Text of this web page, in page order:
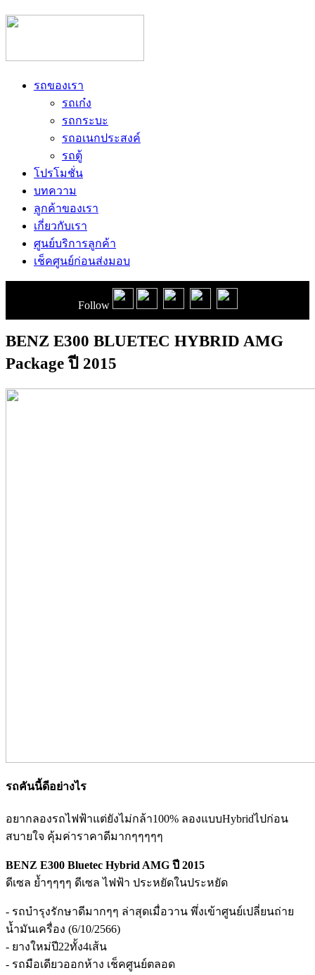
รถของเรา
รถเก๋ง
รถกระบะ
รถอเนกประสงค์
รถตู้
โปรโมชั่น
บทความ
ลูกค้าของเรา
เกี่ยวกับเรา
ศูนย์บริการลูกค้า
เช็คศูนย์ก่อนส่งมอบ
Follow
BENZ E300 BLUETEC HYBRID AMG
Package ปี 2015
รถคันนี้ดีอย่างไร
อยากลองรถไฟฟ้าแต่ยังไม่กล้า100% ลองแบบHybridไปก่อน
สบายใจ คุ้มค่าราคาดีมากๆๆๆๆๆ
BENZ E300 Bluetec Hybrid AMG ปี 2015
ดีเซล ย้ำๆๆๆๆ ดีเซล ไฟฟ้า ประหยัดในประหยัด
- รถบำรุงรักษาดีมากๆๆ ล่าสุดเมื่อวาน พึ่งเข้าศูนย์เปลี่ยนถ่าย
น้ำมันเครื่อง (6/10/2566)
- ยางใหม่ปี22ทั้ง4เส้น
- รถมือเดียวออกห้าง เช็คศูนย์ตลอด